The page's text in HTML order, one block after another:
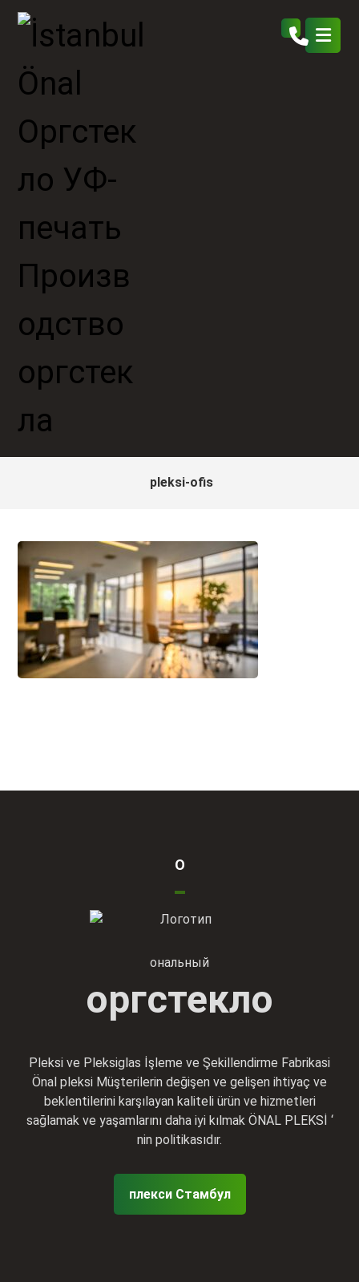
pleksi-ofis
О
ональный
оргстекло
Pleksi ve Pleksiglas İşleme ve Şekillendirme Fabrikasi
Önal pleksi Müşterilerin değişen ve gelişen ihtiyaç ve
beklentilerini karşılayan kaliteli ürün ve hizmetleri
sağlamak ve yaşamlarını daha iyi kılmak ÖNAL PLEKSİ ‘
nin politikasıdır.
плекси Стамбул